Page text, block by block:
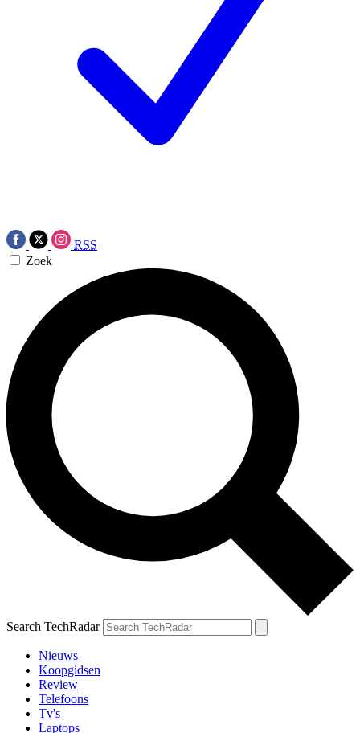
RSS
Zoek
Search TechRadar
Nieuws
Koopgidsen
Review
Telefoons
Tv's
Laptops